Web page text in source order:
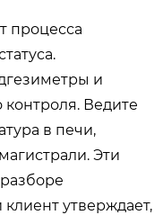
процесса
и
Ведите
в печи,
Эти
утверждает,